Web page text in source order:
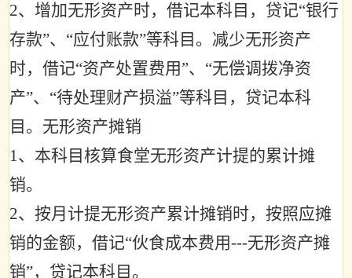
2、增加无形资产时，借记本科目，贷记“银行
存款”、 “应付账款”等科目。减少无形资产
时，借记“资产处置费用 ”、 “无偿调拨净资
产”、 “待处理财产损溢”等科目，贷记本科
目。无形资产摊销
1、本科目核算食堂无形资产计提的累计摊
销。
2、按月计提无形资产累计摊销时，按照应摊
销的金额，借记“伙食成本费用---无形资产摊
销”，贷记本科目。